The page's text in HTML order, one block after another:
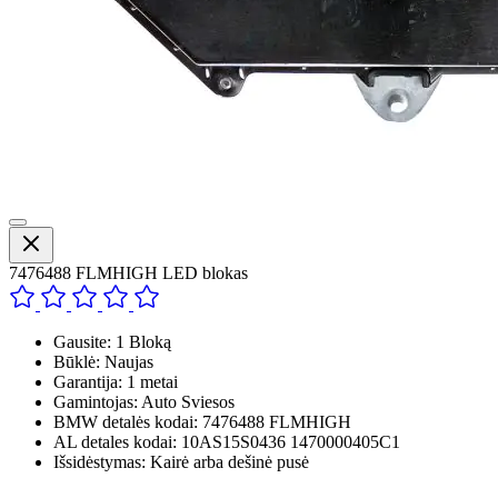
7476488 FLMHIGH LED blokas
Gausite: 1 Bloką
Būklė: Naujas
Garantija: 1 metai
Gamintojas: Auto Sviesos
BMW detalės kodai: 7476488 FLMHIGH
AL detales kodai: 10AS15S0436 1470000405C1
Išsidėstymas: Kairė arba dešinė pusė